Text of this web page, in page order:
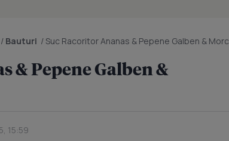
/ Bauturi /Suc Racoritor Ananas & Pepene Galben & Morcovi
& Pepene Galben &
15:59